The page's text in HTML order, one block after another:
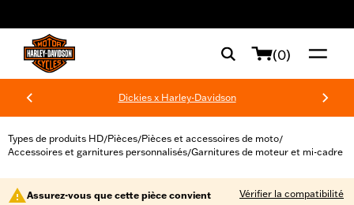
(0)
Dickies x Harley-Davidson
Types de produits HD/Pièces/Pièces et accessoires de moto/
Accessoires et garnitures personnalisés/Garnitures de moteur et mi-cadre
Assurez-vous que cette pièce convient Vérifier la compatibilité